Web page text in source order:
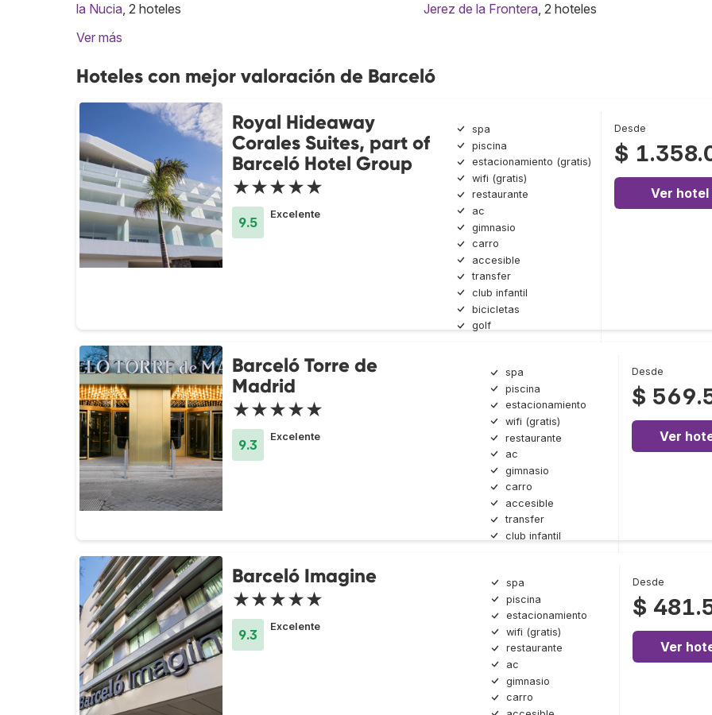
la Nucia, 2 hoteles
Jerez de la Frontera, 2 hoteles
Ver más
Hoteles con mejor valoración de Barceló
Royal Hideaway
Corales Suites, part of
Barceló Hotel Group
★★★★★
9.5
Excelente
spa
piscina
estacionamiento (gratis)
wifi (gratis)
restaurante
ac
gimnasio
carro
accesible
transfer
club infantil
bicicletas
golf
Desde
$
Ver hotel
Barceló Torre de
Madrid
★★★★★
9.3
Excelente
spa
piscina
estacionamiento
wifi (gratis)
restaurante
ac
gimnasio
carro
accesible
transfer
club infantil
Desde
$
Ver
Barceló Imagine
★★★★★
9.3
Excelente
spa
piscina
estacionamiento
wifi (gratis)
restaurante
ac
gimnasio
carro
Desde
$
Ver